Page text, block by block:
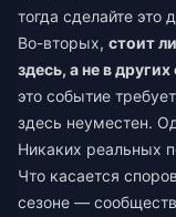
тогда сделайте это
Во-вторых, стоит
здесь, а не в
это событие
здесь неуместен.
Никаких реальных
Что касается
сезоне —